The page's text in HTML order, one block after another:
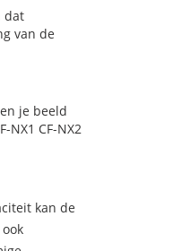
dat
van de
je beeld
CF-NX2
kan de